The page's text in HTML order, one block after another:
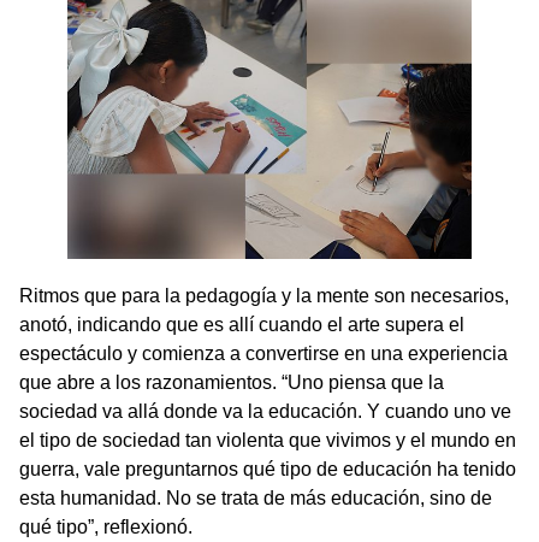
Ritmos que para la pedagogía y la mente son necesarios,
anotó, indicando que es allí cuando el arte supera el
espectáculo y comienza a convertirse en una experiencia
que abre a los razonamientos. “Uno piensa que la
sociedad va allá donde va la educación. Y cuando uno ve
el tipo de sociedad tan violenta que vivimos y el mundo en
guerra, vale preguntarnos qué tipo de educación ha tenido
esta humanidad. No se trata de más educación, sino de
qué tipo”, reflexionó.